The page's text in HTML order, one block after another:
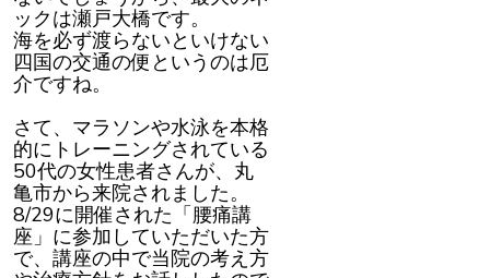
ックは瀬戸大橋です。
海を必ず渡らないといけない
四国の交通の便というのは厄
介ですね。
さて、マラソンや水泳を本格
的にトレーニングされている
50代の女性患者さんが、丸
亀市から来院されました。
8/29に開催された「腰痛講
座」に参加していただいた方
で、講座の中で当院の考え方